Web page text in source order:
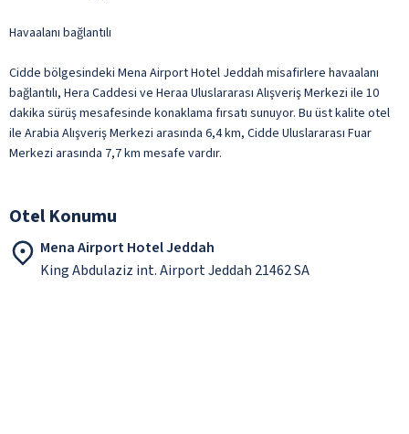
Havaalanı bağlantılı
Cidde bölgesindeki Mena Airport Hotel Jeddah misafirlere havaalanı
bağlantılı, Hera Caddesi ve Heraa Uluslararası Alışveriş Merkezi ile 10
dakika sürüş mesafesinde konaklama fırsatı sunuyor. Bu üst kalite otel
ile Arabia Alışveriş Merkezi arasında 6,4 km, Cidde Uluslararası Fuar
Merkezi arasında 7,7 km mesafe vardır.
Otel Konumu
Mena Airport Hotel Jeddah
King Abdulaziz int. Airport Jeddah 21462 SA